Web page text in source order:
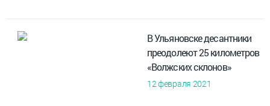
В Ульяновске десантники
преодолеют 25 километров
«Волжских склонов»
12 февраля 2021